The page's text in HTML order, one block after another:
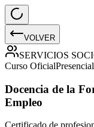
VOLVER
SERVICIOS
Curso OficialPresencial
Docencia de la
Empleo